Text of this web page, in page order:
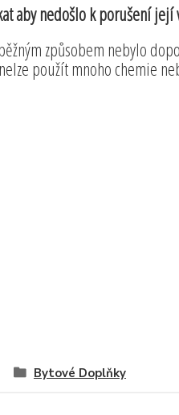
aby nedošlo k porušení její
způsobem nebylo
použít mnoho chemie
Bytové Doplňky